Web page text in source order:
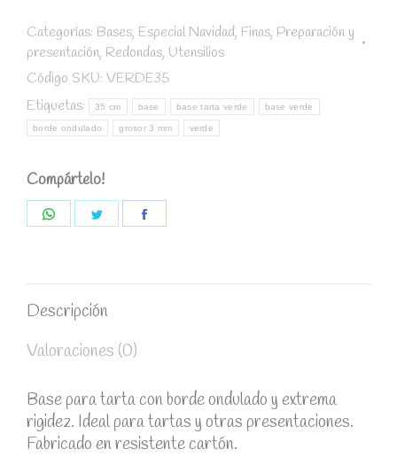
Verde
diámetro
35
cm
/
3
mm
quantity
Categorías: Bases, Especial Navidad, Finas, Preparación y
presentación, Redondas, Utensilios
Código SKU: VERDE35
Etiquetas:
35 cm base base tarta verde base verde
borde ondulado grosor 3 mm verde
Compártelo!
Descripción
Valoraciones (0)
Base para tarta con borde ondulado y extrema
rigidez. Ideal para tartas y otras presentaciones.
Fabricado en resistente cartón.